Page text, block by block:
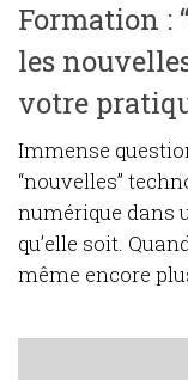
Formation :
les
votre
Immense
“nouvelles”
numérique dans
qu’elle soit.
même encore